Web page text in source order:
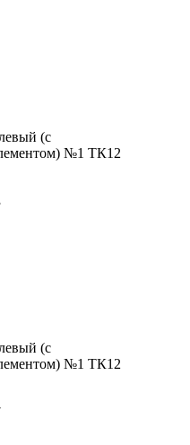
(с
№1 ТК12
(с
№1 ТК12